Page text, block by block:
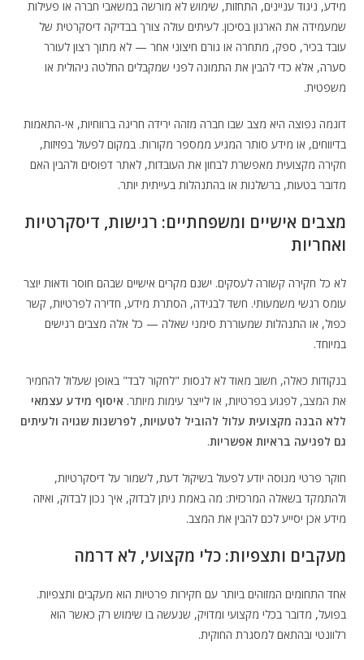
מידע, ניגוד עניינים, התחזות, שימוש לא מורשה במשאבי חברה או פעילות
שמעמידה את הארגון בסיכון. לעיתים עולה צורך בבדיקה דיסקרטית של
עובד בכיר, ספק, מתחרה או גורם חיצוני אחר — לא מתוך רצון לעורר
סערה, אלא כדי להבין את התמונה לפני שמקבלים החלטה ניהולית או
משפטית.
דוגמה נפוצה היא מצב שבו חברה מזהה ירידה חריגה ברווחיות, אי-התאמות
בדיווחים, או מידע סותר המגיע ממספר מקורות. במקום לפעול בפזיזות,
חקירה מקצועית מאפשרת לבחון את העובדות, לאתר דפוסים ולהבין האם
מדובר בטעות, ברשלנות או בהתנהלות בעייתית יותר.
מצבים אישיים ומשפחתיים: רגישות, דיסקרטיות
ואחריות
לא כל חקירה קשורה לעסקים. ישנם מקרים אישיים שבהם חוסר ודאות יוצר
עומס רגשי משמעותי. חשד לבגידה, הסתרת מידע, חדירה לפרטיות, קשר
כפול, או התנהלות שמעוררת סימני שאלה — כל אלה מצבים רגישים
במיוחד.
בנקודות כאלה, חשוב מאוד לא לנסות "לחקור לבד" באופן שעלול להחמיר
את המצב, לפגוע בפרטיות, או לייצר עימות מיותר. איסוף מידע עצמאי
ללא הבנה מקצועית עלול להוביל לטעויות, לפרשנות שגויה ולעיתים
גם לפגיעה בראיות אפשריות.
חוקר פרטי מנוסה יודע לפעול בשיקול דעת, לשמור על דיסקרטיות,
ולהתמקד בשאלה המרכזית: מה באמת ניתן לבדוק, איך נכון לבדוק, ואיזה
מידע אכן יסייע לכם להבין את המצב.
מעקבים ותצפיות: כלי מקצועי, לא דרמה
אחד התחומים המזוהים ביותר עם חקירות פרטיות הוא מעקבים ותצפיות.
בפועל, מדובר בכלי מקצועי ומדויק, שנעשה בו שימוש רק כאשר הוא
רלוונטי ובהתאם למסגרת החוקית.